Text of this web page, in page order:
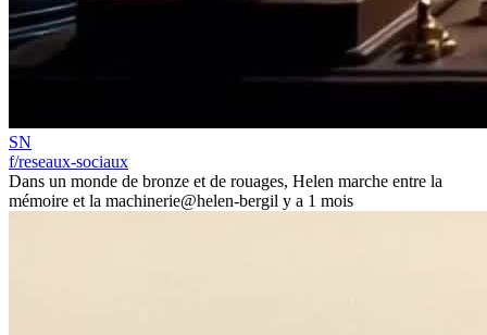
SN
f/reseaux-sociaux
Dans un monde de bronze et de rouages, Helen marche entre la
mémoire et la machinerie@helen-bergil y a 1 mois